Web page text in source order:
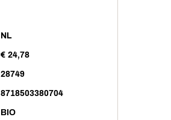
NL
€ 24,78
28749
8718503380704
BIO